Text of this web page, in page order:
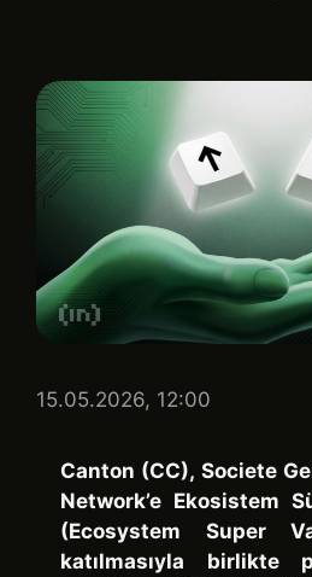
15.05.2026, 12:00
Canton (CC), Societe
Network’e Ekosistem
(Ecosystem Super
katılmasıyla birlikte